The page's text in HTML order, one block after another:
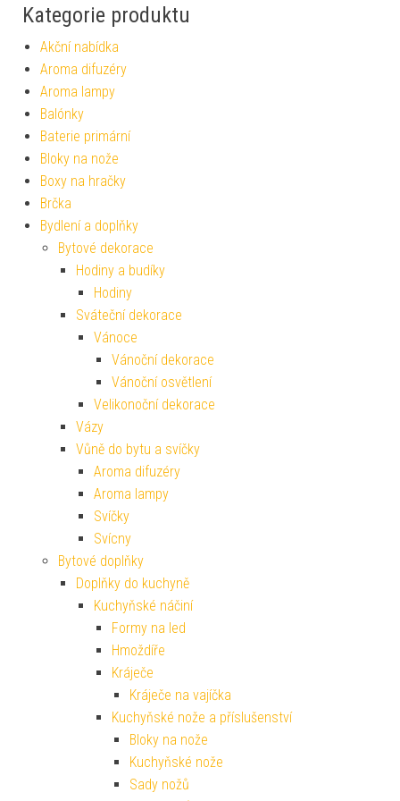
Kategorie produktu
Akční nabídka
Aroma difuzéry
Aroma lampy
Balónky
Baterie primární
Bloky na nože
Boxy na hračky
Brčka
Bydlení a doplňky
Bytové dekorace
Hodiny a budíky
Hodiny
Sváteční dekorace
Vánoce
Vánoční dekorace
Vánoční osvětlení
Velikonoční dekorace
Vázy
Vůně do bytu a svíčky
Aroma difuzéry
Aroma lampy
Svíčky
Svícny
Bytové doplňky
Doplňky do kuchyně
Kuchyňské náčiní
Formy na led
Hmoždíře
Kráječe
Kráječe na vajíčka
Kuchyňské nože a příslušenství
Bloky na nože
Kuchyňské nože
Sady nožů